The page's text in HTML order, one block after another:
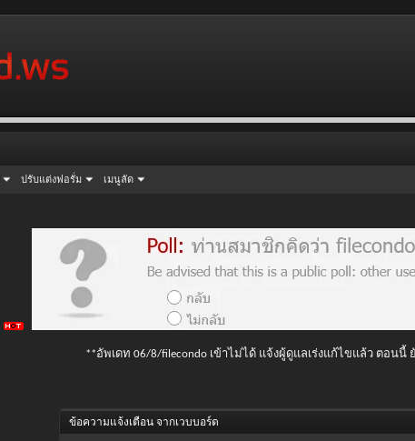
ปรับแต่งฟอรั่ม เมนูลัด
**อัพเดท 06/8/filecondo เข้าไม่ได้ แจ้งผู้ดูแลเร่งแก้ไขแล้ว ตอน
ข้อความแจ้งเตือน จากเวบบอร์ด